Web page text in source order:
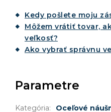
Kedy pošlete moju
Môžem vrátiť tovar,
veľkosť?
Ako vybrať správnu
Parametre
Kategória: Oceľové